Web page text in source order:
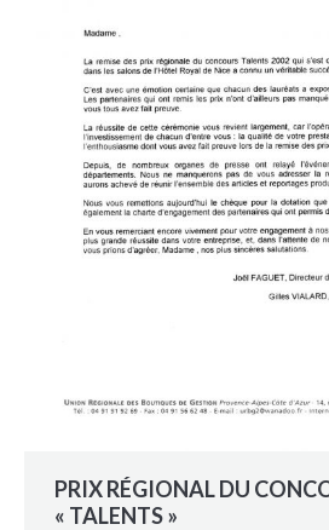
PRIX RÉGIONAL DU
« TALENTS »